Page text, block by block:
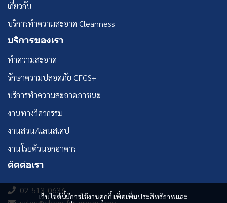
เว็บไซต์นี้มีการใช้งานคุกกี้ เพื่อเพิ่มประสิทธิภาพและ
เกี่ยวกับ
บริการทำความสะอาด Cleanness
บริการของเรา
ทำความสะอาด
รักษาความปลอดภัย CFGS+
บริการทำความสะอาดภาชนะ
งานทางวิศวกรรม
งานสวน/แลนสเคป
งานโรยตัวนอกอาคาร
ติดต่อเรา
02-513-0636